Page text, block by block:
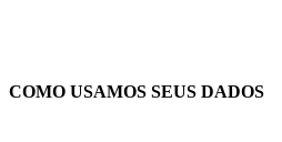
COMO USAMOS SEUS DADOS